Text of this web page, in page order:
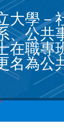
大學－
、公共
在職專
名為公